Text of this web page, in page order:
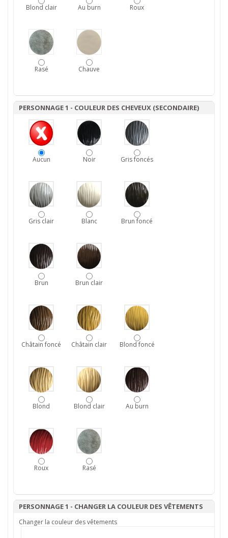
Blond clair Au burn Roux
Rasé Chauve
PERSONNAGE 1 - COULEUR DES CHEVEUX (SECONDAIRE)
Aucun Noir Gris foncés
Gris clair Blanc Brun foncé
Brun Brun clair
Châtain foncé Châtain clair Blond foncé
Blond Blond clair Au burn
Roux Rasé
PERSONNAGE 1 - CHANGER LA COULEUR DES VÊTEMENTS
Changer la couleur des vêtements